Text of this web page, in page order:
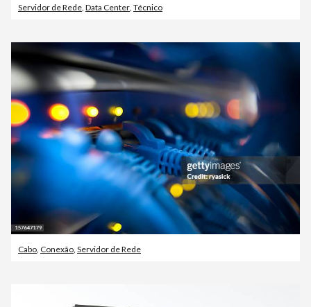
Servidor de Rede Data Center Técnico
Cabo Conexão Servidor de Rede